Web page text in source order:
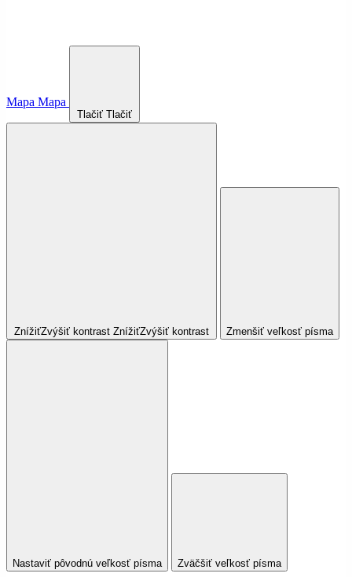
Mapa Mapa
Tlačiť Tlačiť
ZnížiťZvýšiť kontrast ZnížiťZvýšiť kontrast Zmenšiť veľkosť písma
Nastaviť pôvodnú veľkosť písma Zväčšiť veľkosť písma